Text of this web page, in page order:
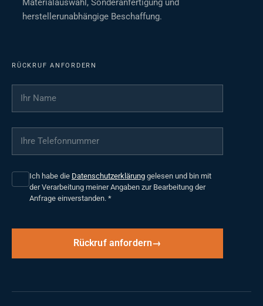
Materialauswahl, Sonderanfertigung und
herstellerunabhängige Beschaffung.
RÜCKRUF ANFORDERN
Ihr Name
Ihre Telefonnummer
Ich habe die Datenschutzerklärung gelesen und bin mit
der Verarbeitung meiner Angaben zur Bearbeitung der
Anfrage einverstanden. *
Rückruf anfordern